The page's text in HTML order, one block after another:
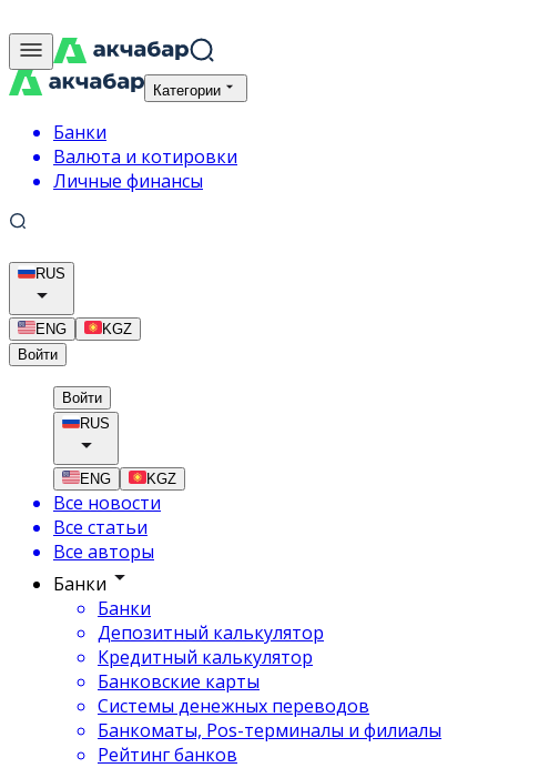
Категории
Банки
Валюта и котировки
Личные финансы
RUS
ENG
KGZ
Войти
Войти
RUS
ENG KGZ
Все новости
Все статьи
Все авторы
Банки
Банки
Депозитный калькулятор
Кредитный калькулятор
Банковские карты
Системы денежных переводов
Банкоматы, Pos-терминалы и филиалы
Рейтинг банков